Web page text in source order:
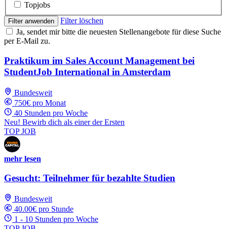
Topjobs
Filter anwenden
Filter löschen
Ja, sendet mir bitte die neuesten Stellenangebote für diese Suche
per E-Mail zu.
Praktikum im Sales Account Management bei
StudentJob International in Amsterdam
Bundesweit
750€ pro Monat
40 Stunden pro Woche
Neu! Bewirb dich als einer der Ersten
TOP JOB
mehr lesen
Gesucht: Teilnehmer für bezahlte Studien
Bundesweit
40.00€ pro Stunde
1 - 10 Stunden pro Woche